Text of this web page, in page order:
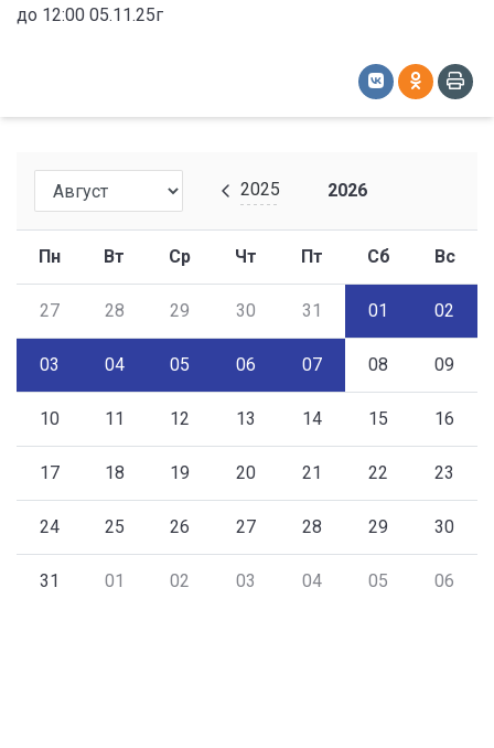
до 12:00 05.11.25г
2025 2026
Пн Вт Ср Чт Пт Сб Вс
27 28 29 30 31 01 02
03 04 05 06 07 08 09
10 11 12 13 14 15 16
17 18 19 20 21 22 23
24 25 26 27 28 29 30
31 01 02 03 04 05 06